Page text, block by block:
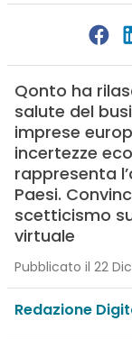
Qonto ha
salute del
imprese
incertezze
rappresenta
Paesi.
scetticismo
virtuale
Pubblicato il 22
Redazione